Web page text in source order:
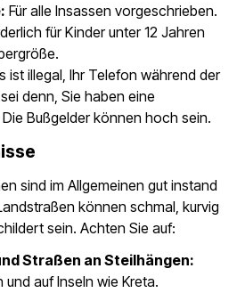
Für alle Insassen vorgeschrieben.
für Kinder unter 12 Jahren
ist illegal, Ihr Telefon während der
denn, Sie haben eine
Bußgelder können hoch sein.
sind im Allgemeinen gut instand
können schmal, kurvig
sein. Achten Sie auf:
Straßen an Steilhängen:
auf Inseln wie Kreta.